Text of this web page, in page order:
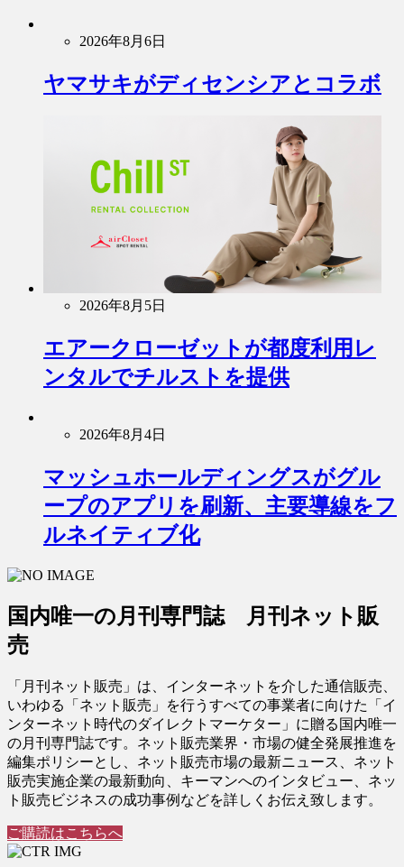
2026年8月6日
ヤマサキがディセンシアとコラボ
2026年8月5日
エアークローゼットが都度利用レ
ンタルでチルストを提供
2026年8月4日
マッシュホールディングスがグル
ープのアプリを刷新、主要導線をフ
ルネイティブ化
国内唯一の月刊専門誌 月刊ネット販
売
「月刊ネット販売」は、インターネットを介した通信販売、
いわゆる「ネット販売」を行うすべての事業者に向けた「イ
ンターネット時代のダイレクトマーケター」に贈る国内唯一
の月刊専門誌です。ネット販売業界・市場の健全発展推進を
編集ポリシーとし、ネット販売市場の最新ニュース、ネット
販売実施企業の最新動向、キーマンへのインタビュー、ネッ
ト販売ビジネスの成功事例などを詳しくお伝え致します。
ご購読はこちらへ